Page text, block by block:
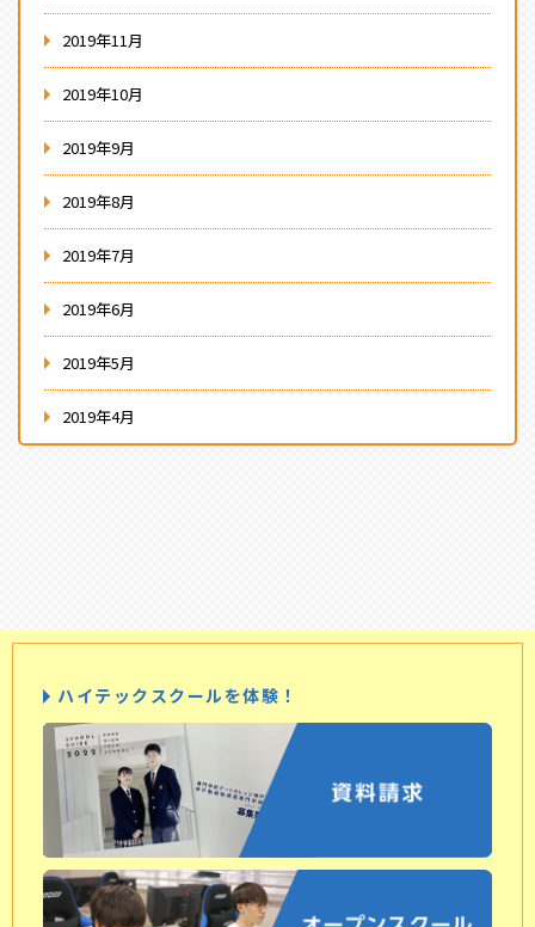
2019年11月
2019年10月
2019年9月
2019年8月
2019年7月
2019年6月
2019年5月
2019年4月
ハイテックスクールを体験！